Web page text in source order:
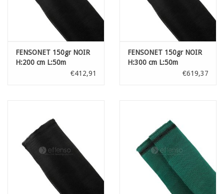
FENSONET 150gr NOIR
H:200 cm L:50m
€412,91
FENSONET 150gr NOIR
H:300 cm L:50m
€619,37